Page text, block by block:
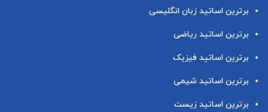
برترین اساتید زبان انگلیسی
برترین اساتید ریاضی
برترین اساتید فیزیک
برترین اساتید شیمی
برترین اساتید زیست